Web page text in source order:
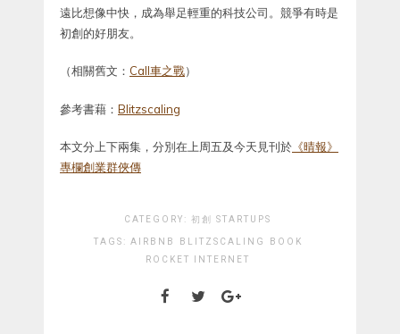
遠比想像中快，成為舉足輕重的科技公司。競爭有時是
初創的好朋友。
（相關舊文： Call車之戰）
參考書藉： Blitzscaling
本文分上下兩集，分別在上周五及今天見刊於 《晴報》
專欄創業群俠傳
CATEGORY: 初創 STARTUPS
TAGS: AIRBNB BLITZSCALING
BOOK
ROCKET INTERNET